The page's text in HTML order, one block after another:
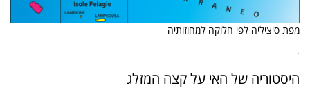
מפת סיציליה לפי חלוקה למחוזותיה
.
היסטוריה של האי על קצה המזלג